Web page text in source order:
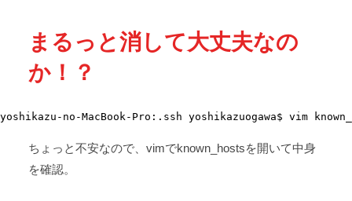
まるっと消して大丈夫なの
か！？
yoshikazu-no-MacBook-Pro:.ssh yoshikazuogawa$ vim
ちょっと不安なので、vimでknown_hostsを開いて中身
を確認。